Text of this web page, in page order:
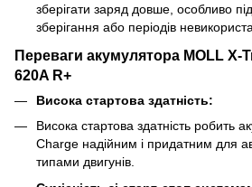
зберігати заряд довше, особливо
зберігання або періодів
Переваги акумулятора MOLL X-
620A R+
Висока стартова здатність:
Висока стартова здатність робить
Charge надійним і придатним для
типами двигунів.